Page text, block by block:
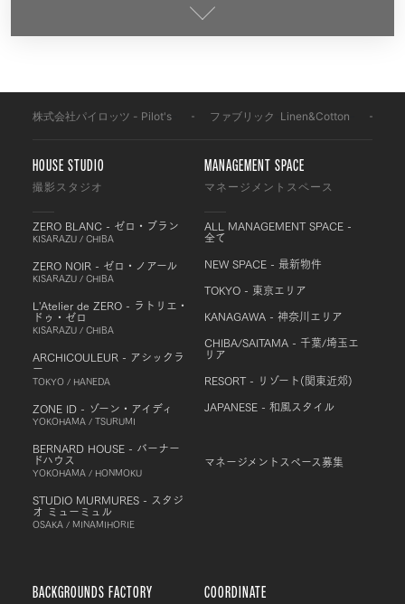
株式会社パイロッツ - Pilot's ファブリック Linen&Cotton
HOUSE STUDIO
撮影スタジオ
ZERO BLANC - ゼロ・ブラン
KISARAZU / CHIBA
ZERO NOIR - ゼロ・ノアール
KISARAZU / CHIBA
L'Atelier de ZERO - ラトリエ・
ドゥ・ゼロ
KISARAZU / CHIBA
ARCHICOULEUR - アシックラ
ー
TOKYO / HANEDA
ZONE ID - ゾーン・アイディ
YOKOHAMA / TSURUMI
BERNARD HOUSE - バーナー
ドハウス
YOKOHAMA / HONMOKU
STUDIO MURMURES - スタジ
オ ミューミュル
OSAKA / MINAMIHORIE
MANAGEMENT SPACE
マネージメントスペース
ALL MANAGEMENT SPACE -
全て
NEW SPACE - 最新物件
TOKYO - 東京エリア
KANAGAWA - 神奈川エリア
CHIBA/SAITAMA - 千葉/埼玉エ
リア
RESORT - リゾート(関東近郊)
JAPANESE - 和風スタイル
マネージメントスペース募集
BACKGROUNDS FACTORY COORDINATE